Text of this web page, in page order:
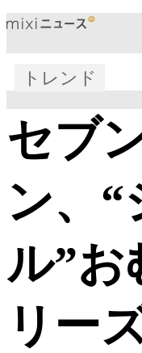
トレンド
セブ
ン、“
ル”お
リー